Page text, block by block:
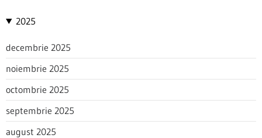
2025
decembrie 2025
noiembrie 2025
octombrie 2025
septembrie 2025
august 2025